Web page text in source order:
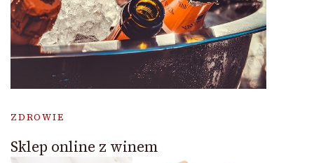
ZDROWIE
Sklep online z winem